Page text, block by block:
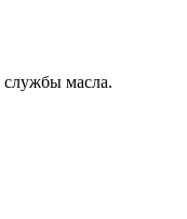
службы масла.